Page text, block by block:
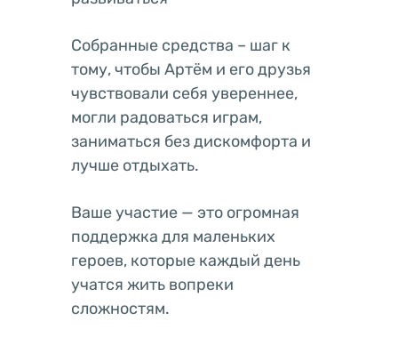
Собранные средства – шаг к
тому, чтобы Артём и его друзья
чувствовали себя увереннее,
могли радоваться играм,
заниматься без дискомфорта и
лучше отдыхать.
Ваше участие — это огромная
поддержка для маленьких
героев, которые каждый день
учатся жить вопреки
сложностям.